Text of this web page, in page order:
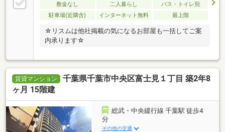
敷金なし 二人暮らし
バス・トイレ別
駐車場(近隣含)
インターネット無料 最上階
☆リスムは他社掲載の気になるお部屋も一括してご案
内承ります☆
賃貸マンション
千葉県千葉市中央区富士見１丁目 築2年8
ヶ月 15階建
総武・中央緩行線 千葉駅 徒歩4
分
その他の交通